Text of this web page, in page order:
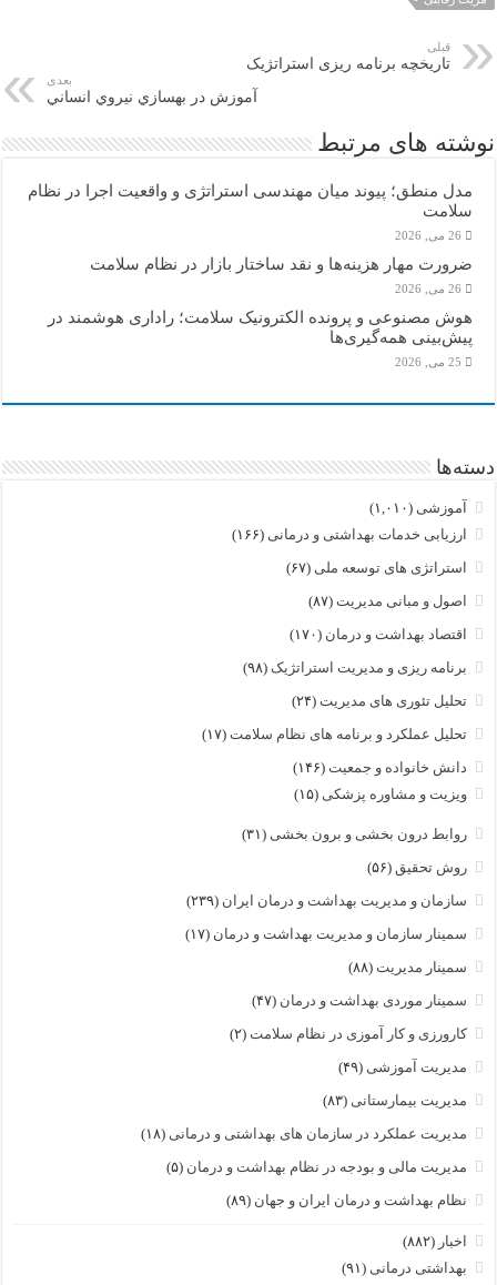
قبلی
تاریخچه برنامه ریزی استراتژیک
بعدی
آموزش در بهسازي نيروي انساني
نوشته های مرتبط
مدل منطق؛ پیوند میان مهندسی استراتژی و واقعیت اجرا در نظام
سلامت
26 می, 2026
ضرورت مهار هزینه‌ها و نقد ساختار بازار در نظام سلامت
26 می, 2026
هوش مصنوعی و پرونده الکترونیک سلامت؛ راداری هوشمند در
پیش‌بینی همه‌گیری‌ها
25 می, 2026
دسته‌ها
آموزشی (۱,۰۱۰)
ارزیابی خدمات بهداشتی و درمانی (۱۶۶)
استراتژی های توسعه ملی (۶۷)
اصول و مبانی مدیریت (۸۷)
اقتصاد بهداشت و درمان (۱۷۰)
برنامه ریزی و مدیریت استراتژیک (۹۸)
تحلیل تئوری های مدیریت (۲۴)
تحلیل عملکرد و برنامه های نظام سلامت (۱۷)
دانش خانواده و جمعیت (۱۴۶)
ویزیت و مشاوره پزشکی (۱۵)
روابط درون بخشی و برون بخشی (۳۱)
روش تحقیق (۵۶)
سازمان و مدیریت بهداشت و درمان ایران (۲۳۹)
سمینار سازمان و مدیریت بهداشت و درمان (۱۷)
سمینار مدیریت (۸۸)
سمینار موردی بهداشت و درمان (۴۷)
کارورزی و کار آموزی در نظام سلامت (۲)
مدیریت آموزشی (۴۹)
مدیریت بیمارستانی (۸۳)
مدیریت عملکرد در سازمان های بهداشتی و درمانی (۱۸)
مدیریت مالی و بودجه در نظام بهداشت و درمان (۵)
نظام بهداشت و درمان ایران و جهان (۸۹)
اخبار (۸۸۲)
بهداشتی درمانی (۹۱)